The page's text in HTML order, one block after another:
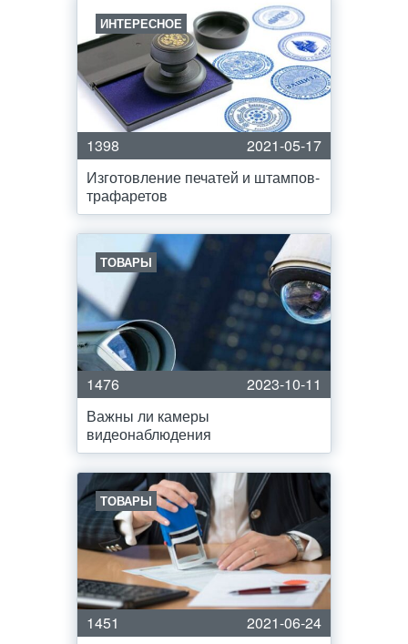
ИНТЕРЕСНОЕ
1398
2021-05-17
Изготовление печатей и штампов-
трафаретов
ТОВАРЫ
1476
2023-10-11
Важны ли камеры
видеонаблюдения
ТОВАРЫ
1451 2021-06-24